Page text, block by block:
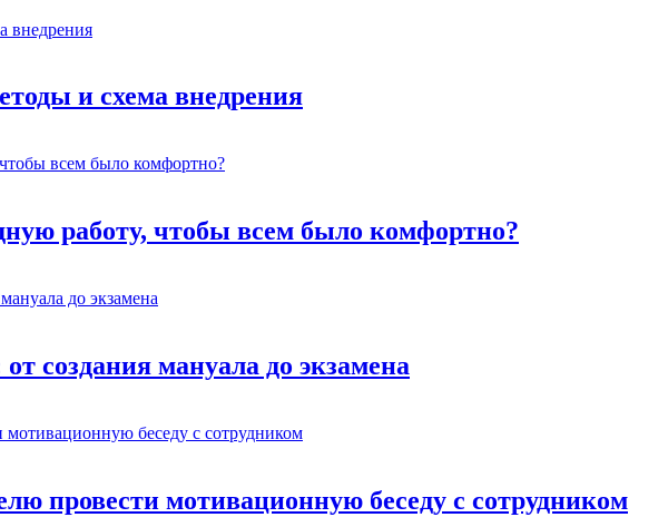
и схема внедрения
работу, чтобы всем было комфортно?
создания мануала до экзамена
провести мотивационную беседу с сотрудником